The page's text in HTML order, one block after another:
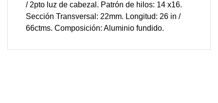
/ 2pto luz de cabezal. Patrón de hilos: 14 x16.
Sección Transversal: 22mm. Longitud: 26 in /
66ctms. Composición: Aluminio fundido.